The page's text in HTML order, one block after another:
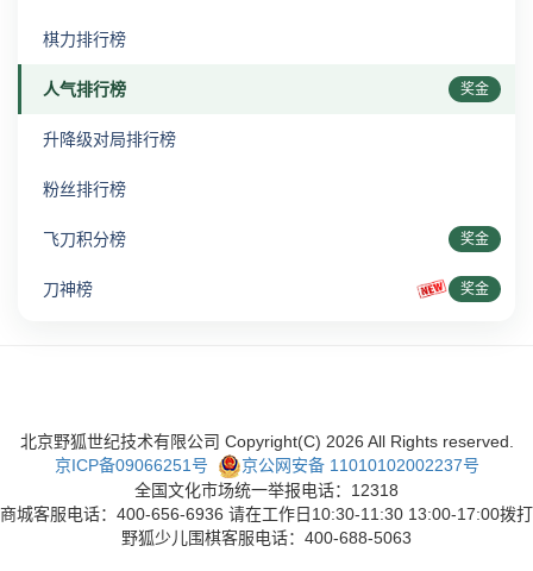
棋力排行榜
人气排行榜 奖金
升降级对局排行榜
粉丝排行榜
飞刀积分榜 奖金
刀神榜 奖金
北京野狐世纪技术有限公司 Copyright(C) 2026 All Rights reserved.
京ICP备09066251号
京公网安备 11010102002237号
全国文化市场统一举报电话：12318
商城客服电话：400-656-6936 请在工作日10:30-11:30 13:00-17:00拨打
野狐少儿围棋客服电话：400-688-5063